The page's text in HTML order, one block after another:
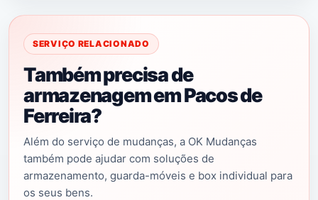
SERVIÇO RELACIONADO
Também precisa de
armazenagem em Pacos de
Ferreira?
Além do serviço de mudanças, a OK Mudanças
também pode ajudar com soluções de
armazenamento, guarda-móveis e box individual para
os seus bens.